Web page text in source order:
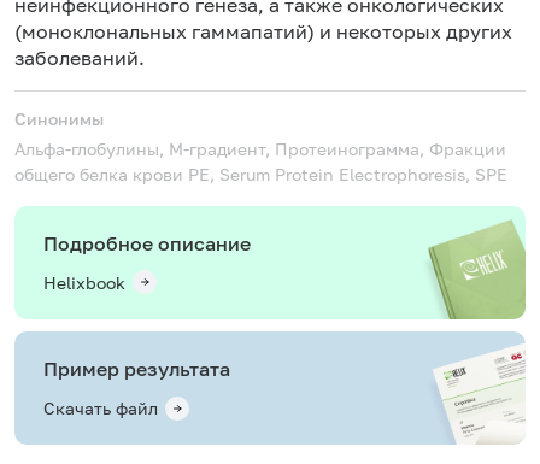
(моноклональных гаммапатий) и некоторых других
заболеваний.
Синонимы
Альфа-глобулины, М-градиент, Протеинограмма, Фракции
общего белка крови PE, Serum Protein Electrophoresis, SPE
Подробное описание
Helixbook
Пример результата
Скачать файл